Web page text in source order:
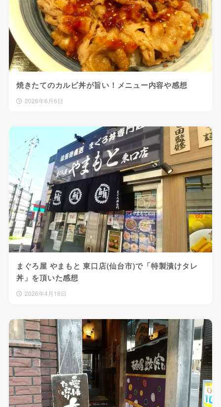
焼きたてのカルビ丼が旨い！メニュー内容や感想
2026年6月6日
まぐろ屋 やまもと 東口店(仙台市)で「特製漬けタレ
丼」を頂いた感想
2026年4月16日